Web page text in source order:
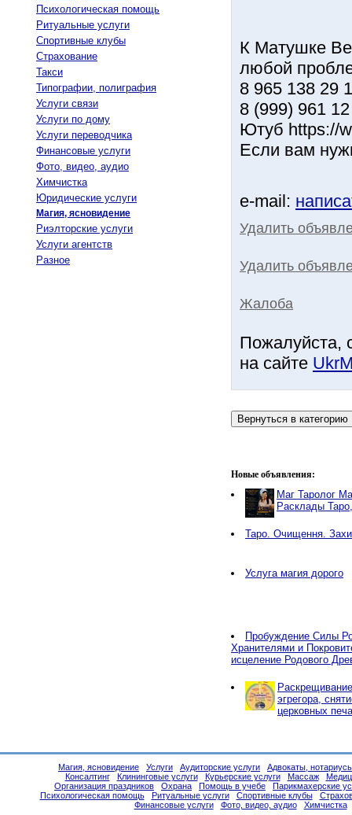
Психологическая помощь
Ритуальные услуги
Спортивные клубы
Страхование
Такси
Типографии, полиграфия
Услуги связи
Услуги по дому
Услуги переводчика
Финансовые услуги
Фото, видео, аудио
Химчистка
Юридические услуги
Магия, ясновидение
Риэлторские услуги
Услуги агентств
Разное
К Матушке
любой
8 965 138 29
8 (999) 961
Ютуб https://
Если вам
e-mail:
Удалить
Удалить
Жалоба
Пожалуйста,
на сайте
Новые объявления:
Маг Таролог
Расклады
Таро. Очищення.
Услуга магия дорого
Пробуждение Силы
Хранителями и
исцеление Родового
эгрегора,
церковных
Магия, ясновидение Услуги Аудиторские услуги
Адвокаты,
Консалтинг
Клининговые услуги Курьерские услуги Массаж
Организация праздников
Охрана Помощь в учебе
Парикмахерские
Психологическая помощь
Ритуальные услуги Спортивные клубы
Финансовые услуги
Фото, видео, аудио Химчистка